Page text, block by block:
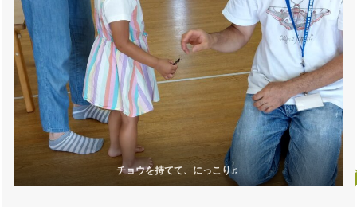
チョウを持てて、にっこり♬